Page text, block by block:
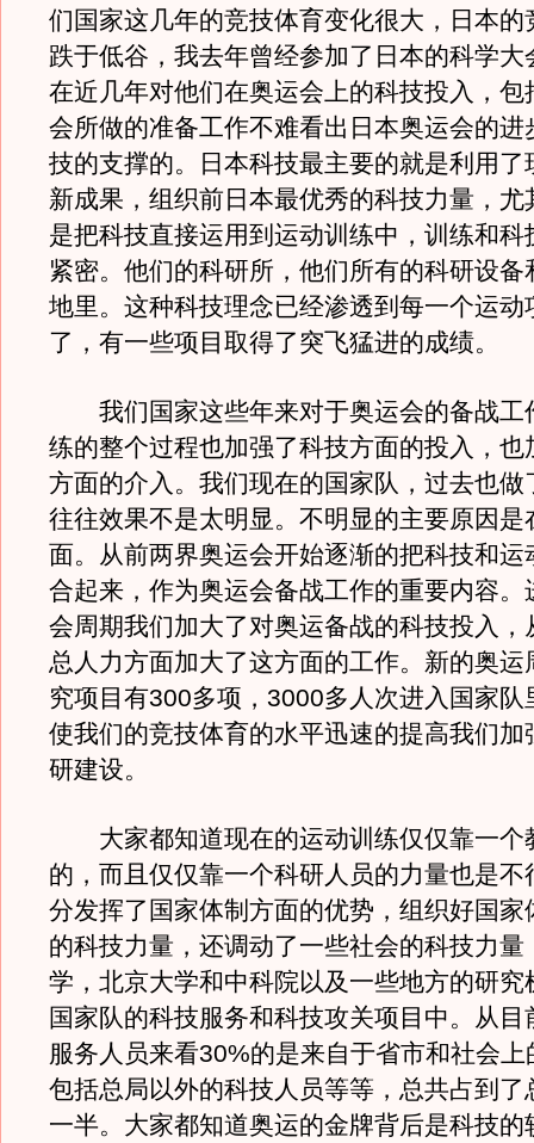
们国家这几年的竞技体育变化很大，日本的
跌于低谷，我去年曾经参加了日本的科学大
在近几年对他们在奥运会上的科技投入，包
会所做的准备工作不难看出日本奥运会的进
技的支撑的。日本科技最主要的就是利用了
新成果，组织前日本最优秀的科技力量，尤
是把科技直接运用到运动训练中，训练和科
紧密。他们的科研所，他们所有的科研设备
地里。这种科技理念已经渗透到每一个运动
了，有一些项目取得了突飞猛进的成绩。
我们国家这些年来对于奥运会的备战工
练的整个过程也加强了科技方面的投入，也
方面的介入。我们现在的国家队，过去也做
往往效果不是太明显。不明显的主要原因是
面。从前两界奥运会开始逐渐的把科技和运
合起来，作为奥运会备战工作的重要内容。
会周期我们加大了对奥运备战的科技投入，
总人力方面加大了这方面的工作。新的奥运
究项目有300多项，3000多人次进入国家队
使我们的竞技体育的水平迅速的提高我们加
研建设。
大家都知道现在的运动训练仅仅靠一个
的，而且仅仅靠一个科研人员的力量也是不
分发挥了国家体制方面的优势，组织好国家
的科技力量，还调动了一些社会的科技力量
学，北京大学和中科院以及一些地方的研究
国家队的科技服务和科技攻关项目中。从目
服务人员来看30%的是来自于省市和社会
包括总局以外的科技人员等等，总共占到了
一半。大家都知道奥运的金牌背后是科技的